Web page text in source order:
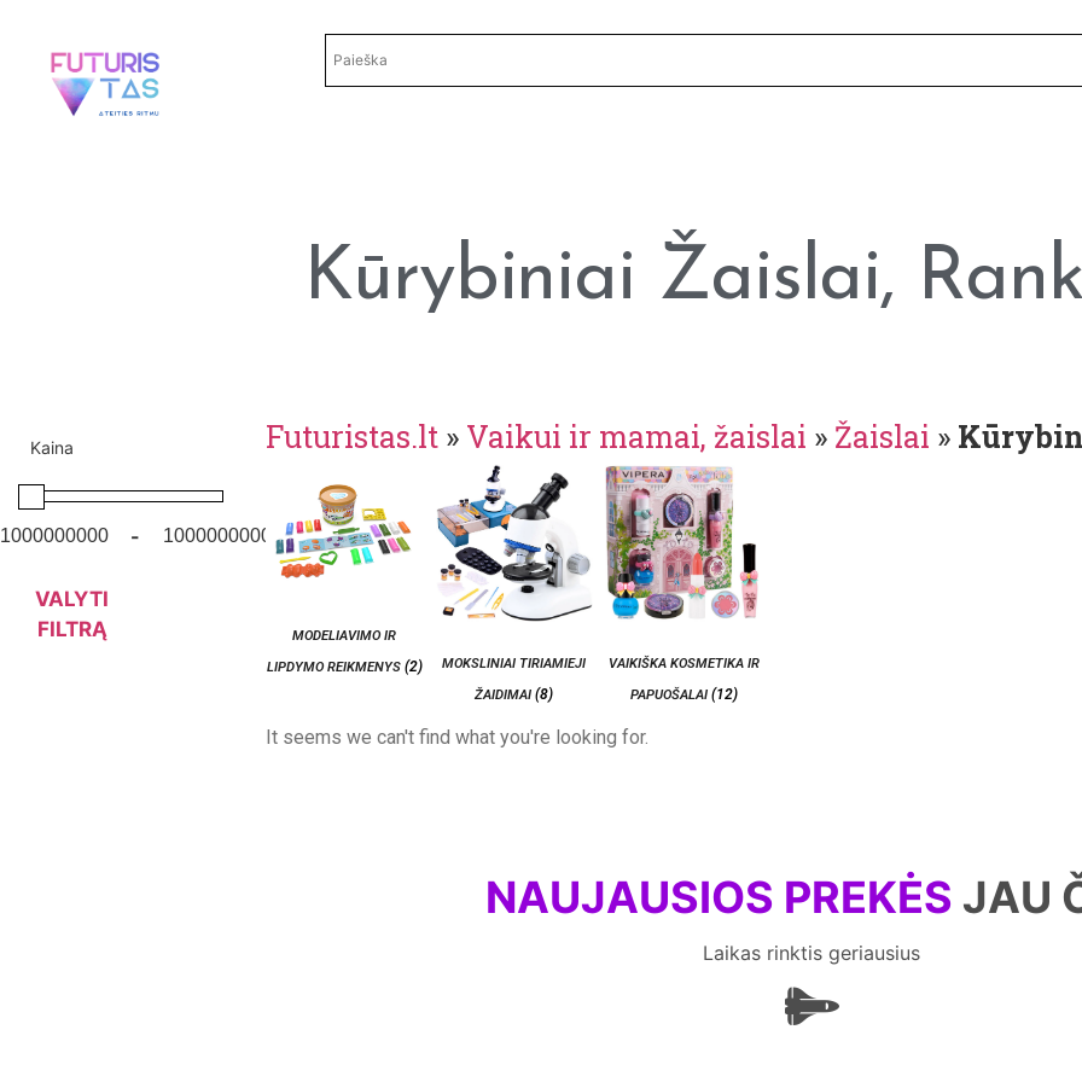
Kūrybiniai Žaislai,
Kaina
-
VALYTI
FILTRĄ
Futuristas.lt » Vaikui ir mamai, žaislai » Žaislai »
MODELIAVIMO IR
LIPDYMO REIKMENYS (2)
MOKSLINIAI TIRIAMIEJI
ŽAIDIMAI(8)
VAIKIŠKA KOSMETIKA IR
PAPUOŠALAI (12)
It seems we can't find what you're looking for.
NAUJAUSIOS PREKĖS JAU
Laikas rinktis geriausius